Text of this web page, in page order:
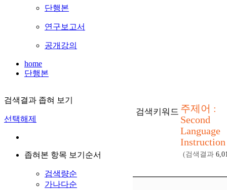
단행본
연구보고서
공개강의
home
단행본
검색결과 좁혀 보기
선택해제
좁혀본 항목 보기순서
검색량순
가나다순
검색키워드 주제어 :
Second
Language
Instruction
(검색결과